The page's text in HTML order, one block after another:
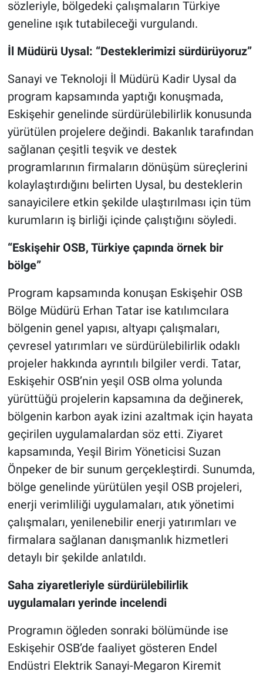
sözleriyle, bölgedeki çalışmaların Türkiye
geneline ışık tutabileceği vurgulandı.
İl Müdürü Uysal: “Desteklerimizi sürdürüyoruz”
Sanayi ve Teknoloji İl Müdürü Kadir Uysal da
program kapsamında yaptığı konuşmada,
Eskişehir genelinde sürdürülebilirlik konusunda
yürütülen projelere değindi. Bakanlık tarafından
sağlanan çeşitli teşvik ve destek
programlarının firmaların dönüşüm süreçlerini
kolaylaştırdığını belirten Uysal, bu desteklerin
sanayicilere etkin şekilde ulaştırılması için tüm
kurumların iş birliği içinde çalıştığını söyledi.
“Eskişehir OSB, Türkiye çapında örnek bir
bölge”
Program kapsamında konuşan Eskişehir OSB
Bölge Müdürü Erhan Tatar ise katılımcılara
bölgenin genel yapısı, altyapı çalışmaları,
çevresel yatırımları ve sürdürülebilirlik odaklı
projeler hakkında ayrıntılı bilgiler verdi. Tatar,
Eskişehir OSB’nin yeşil OSB olma yolunda
yürüttüğü projelerin kapsamına da değinerek,
bölgenin karbon ayak izini azaltmak için hayata
geçirilen uygulamalardan söz etti. Ziyaret
kapsamında, Yeşil Birim Yöneticisi Suzan
Önpeker de bir sunum gerçekleştirdi. Sunumda,
bölge genelinde yürütülen yeşil OSB projeleri,
enerji verimliliği uygulamaları, atık yönetimi
çalışmaları, yenilenebilir enerji yatırımları ve
firmalara sağlanan danışmanlık hizmetleri
detaylı bir şekilde anlatıldı.
Saha ziyaretleriyle sürdürülebilirlik
uygulamaları yerinde incelendi
Programın öğleden sonraki bölümünde ise
Eskişehir OSB’de faaliyet gösteren Endel
Endüstri Elektrik Sanayi-Megaron Kiremit